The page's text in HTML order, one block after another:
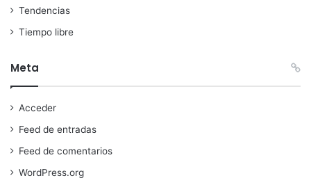
Tendencias
Tiempo libre
Meta
Acceder
Feed de entradas
Feed de comentarios
WordPress.org